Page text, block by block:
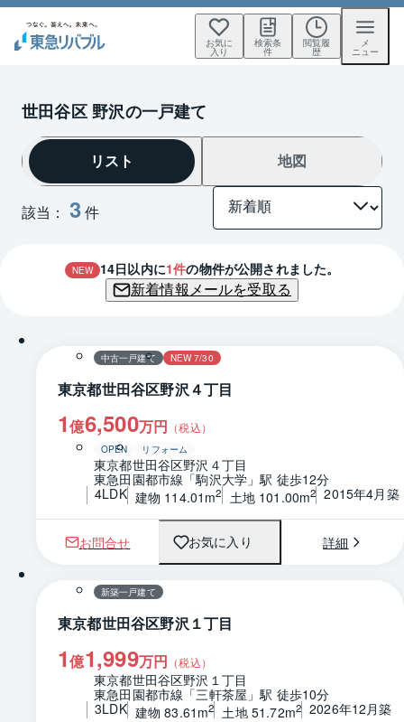
お気に
入り
検索条
件
閲覧履
歴
メ
ニュー
世田谷区 野沢の一戸建て
該当： 3件
リスト 地図
NEW 14日以内に1件の物件が公開されました。
新着情報メールを受取る
中古一戸建て NEW 7/30
東京都世田谷区野沢４丁目
1億6,500万円 （税込）
OPEN リフォーム
東京都世田谷区野沢４丁目
東急田園都市線「駒沢大学」駅 徒歩12分
4LDK 建物 114.01m2 土地 101.00m2 2015年4月築
お問合せ お気に入り 詳細
1 / 0 間取り
新築一戸建て
東京都世田谷区野沢１丁目
1億1,999万円 （税込）
東京都世田谷区野沢１丁目
東急田園都市線「三軒茶屋」駅 徒歩10分
3LDK 建物 83.61m2 土地 51.72m2 2026年12月築